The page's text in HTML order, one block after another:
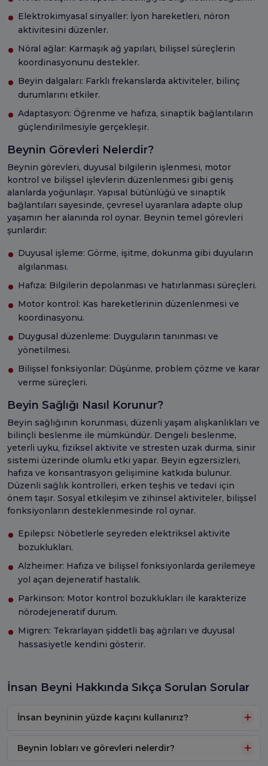
Elektrokimyasal sinyaller: İyon hareketleri, nöron
aktivitesini düzenler.
Nöral ağlar: Karmaşık ağ yapıları, bilişsel süreçlerin
koordinasyonunu destekler.
Beyin dalgaları: Farklı frekanslarda aktiviteler, bilinç
durumlarını etkiler.
Adaptasyon: Öğrenme ve hafıza, sinaptik bağlantıların
güçlendirilmesiyle gerçekleşir.
Beynin Görevleri Nelerdir?
Beynin görevleri, duyusal bilgilerin işlenmesi, motor
kontrol ve bilişsel işlevlerin düzenlenmesi gibi geniş
alanlarda yoğunlaşır. Yapısal bütünlüğü ve sinaptik
bağlantıları sayesinde, çevresel uyaranlara adapte olup
yaşamın her alanında rol oynar. Beynin temel görevleri
şunlardır:
Duyusal işleme: Görme, işitme, dokunma gibi duyuların
algılanması.
Hafıza: Bilgilerin depolanması ve hatırlanması süreçleri.
Motor kontrol: Kas hareketlerinin düzenlenmesi ve
koordinasyonu.
Duygusal düzenleme: Duyguların tanınması ve
yönetilmesi.
Bilişsel fonksiyonlar: Düşünme, problem çözme ve karar
verme süreçleri.
Beyin Sağlığı Nasıl Korunur?
Beyin sağlığının korunması, düzenli yaşam alışkanlıkları ve
bilinçli beslenme ile mümkündür. Dengeli beslenme,
yeterli uyku, fiziksel aktivite ve stresten uzak durma, sinir
sistemi üzerinde olumlu etki yapar. Beyin egzersizleri,
hafıza ve konsantrasyon gelişimine katkıda bulunur.
Düzenli sağlık kontrolleri, erken teşhis ve tedavi için
önem taşır. Sosyal etkileşim ve zihinsel aktiviteler, bilişsel
fonksiyonların desteklenmesinde rol oynar.
Epilepsi: Nöbetlerle seyreden elektriksel aktivite
bozuklukları.
Alzheimer: Hafıza ve bilişsel fonksiyonlarda gerilemeye
yol açan dejeneratif hastalık.
Parkinson: Motor kontrol bozuklukları ile karakterize
nörodejeneratif durum.
Migren: Tekrarlayan şiddetli baş ağrıları ve duyusal
hassasiyetle kendini gösterir.
İnsan Beyni Hakkında Sıkça Sorulan Sorular
İnsan beyninin yüzde kaçını kullanırız?
Beynin lobları ve görevleri nelerdir?